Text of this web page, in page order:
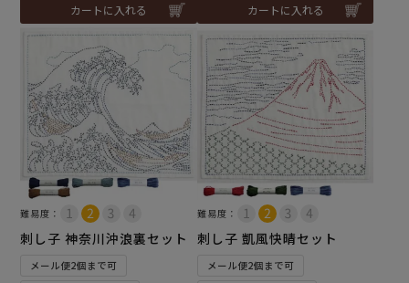
カートに入れる カートに入れる
難易度：
刺し子 神奈川沖浪裏セット
メール便2個まで可
難易度：
刺し子 凱風快晴セット
メール便2個まで可